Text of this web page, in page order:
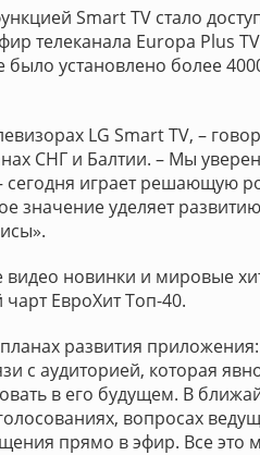
Smart TV стало
телеканала Europa Plus
установлено более
LG Smart TV, –
СНГ и Балтии. – Мы
сегодня играет решающую
значение уделяет развитию
новинки и мировые
ЕвроХит Топ-40.
развития приложения:
с аудиторией, которая
в его будущем. В
вопросах
прямо в эфир. Все это